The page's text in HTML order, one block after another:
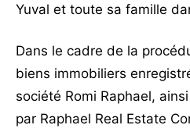
Yuval et toute sa famille
Dans le cadre de la
biens immobiliers
société Romi Raphael,
par Raphael Real Estate